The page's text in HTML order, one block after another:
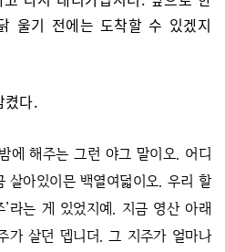
울기 전에는 도착할 수 있겠지
켰다.
에 해주는 그런 야그 말이오. 어디
아있이믄 백열여덟이오. 우리 할
라는 게 있었지예. 지금 영산 아래
가 살던 뎁니더. 그 지주가 얼마나